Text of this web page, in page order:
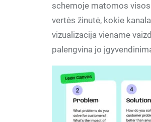
schemoje matomos
vertės žinutė, kokie
vizualizacija viename
palengvina jo